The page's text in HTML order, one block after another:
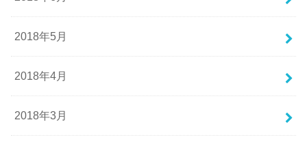
2018年5月
2018年4月
2018年3月